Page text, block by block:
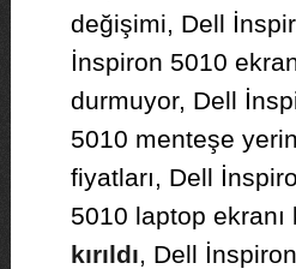
değişimi, Dell
İnspiron 5010
durmuyor, Dell
5010 menteşe
fiyatları, Dell
5010 laptop ekranı
kırıldı, Dell